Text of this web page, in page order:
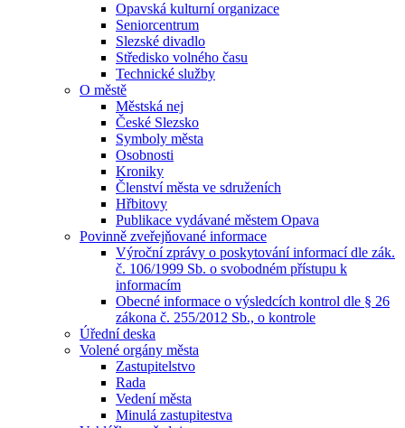
Opavská kulturní organizace
Seniorcentrum
Slezské divadlo
Středisko volného času
Technické služby
O městě
Městská nej
České Slezsko
Symboly města
Osobnosti
Kroniky
Členství města ve sdruženích
Hřbitovy
Publikace vydávané městem Opava
Povinně zveřejňované informace
Výroční zprávy o poskytování informací dle zák.
č. 106/1999 Sb. o svobodném přístupu k
informacím
Obecné informace o výsledcích kontrol dle § 26
zákona č. 255/2012 Sb., o kontrole
Úřední deska
Volené orgány města
Zastupitelstvo
Rada
Vedení města
Minulá zastupitestva